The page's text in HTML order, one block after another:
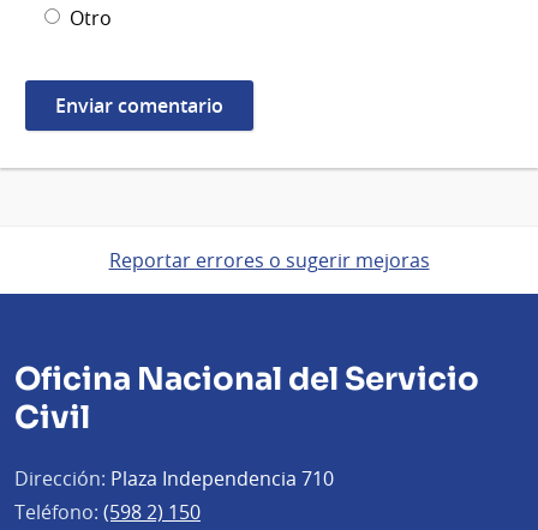
Otro
Reportar errores o sugerir mejoras
Oficina Nacional del Servicio
Civil
Dirección: Plaza Independencia 710
Teléfono: (598 2) 150